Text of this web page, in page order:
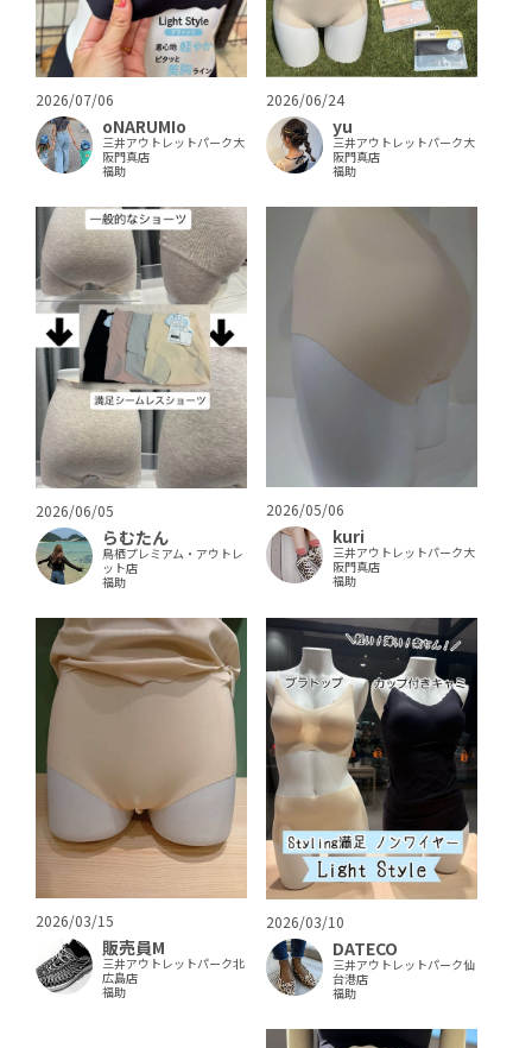
2026/07/06
oNARUMIo
三井アウトレットパーク大
阪門真店
福助
2026/06/24
yu
三井アウトレットパーク大
阪門真店
福助
2026/06/05
らむたん
鳥栖プレミアム・アウトレ
ット店
福助
2026/05/06
kuri
三井アウトレットパーク大
阪門真店
福助
2026/03/15
販売員M
三井アウトレットパーク北
広島店
福助
2026/03/10
DATECO
三井アウトレットパーク仙
台港店
福助